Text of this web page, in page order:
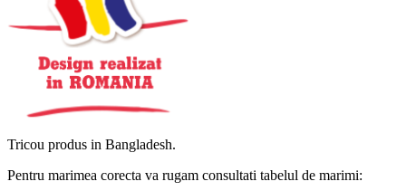
Tricou produs in Bangladesh.
Pentru marimea corecta va rugam consultati tabelul de marimi: